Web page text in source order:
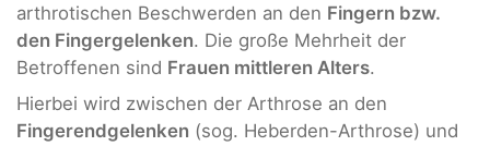
arthrotischen Beschwerden an den Fingern bzw.
den Fingergelenken. Die große Mehrheit der
Betroffenen sind Frauen mittleren Alters.
Hierbei wird zwischen der Arthrose an den
Fingerendgelenken (sog. Heberden-Arthrose) und